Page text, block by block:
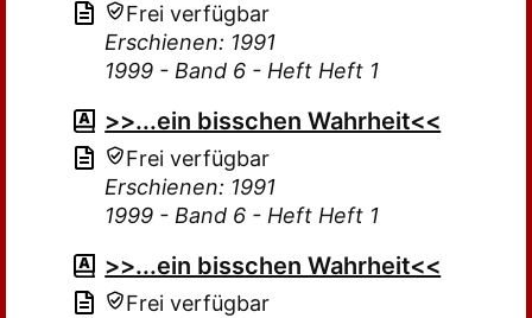
Frei verfügbar
Erschienen: 1991
1999 - Band 6 - Heft Heft 1
>>...ein bisschen Wahrheit<<
Frei verfügbar
Erschienen: 1991
1999 - Band 6 - Heft Heft 1
>>...ein bisschen Wahrheit<<
Frei verfügbar